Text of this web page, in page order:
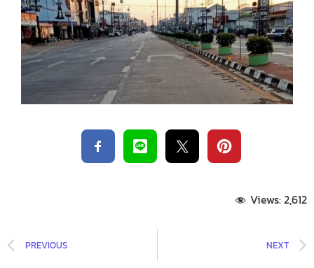
Views:2,612
PREVIOUS NEXT